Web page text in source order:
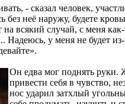
- сказал человек,
без неё наружу, будете
на всякий случай, с меня
Надеюсь, у меня не будет
Он едва мог поднять руки.
привести себя в чувство,
нос ударил затхлый